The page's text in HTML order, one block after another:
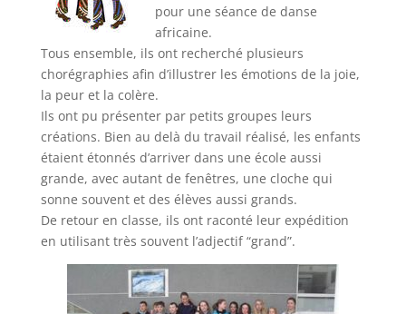
pour une séance de danse
africaine.
Tous ensemble, ils ont recherché plusieurs
chorégraphies afin d’illustrer les émotions de la joie,
la peur et la colère.
Ils ont pu présenter par petits groupes leurs
créations. Bien au delà du travail réalisé, les enfants
étaient étonnés d’arriver dans une école aussi
grande, avec autant de fenêtres, une cloche qui
sonne souvent et des élèves aussi grands.
De retour en classe, ils ont raconté leur expédition
en utilisant très souvent l’adjectif “grand”.